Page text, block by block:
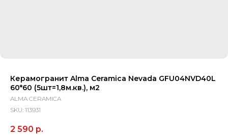
Керамогранит Alma Ceramica Nevada GFU04NVD40L
60*60 (5шт=1,8м.кв.), м2
ALMA CERAMICA
SKU: 113931
2 590 р.